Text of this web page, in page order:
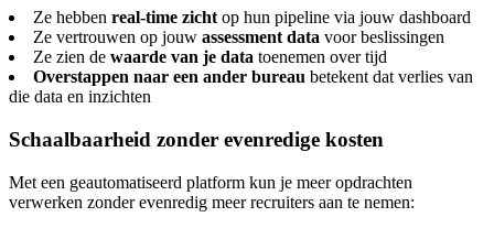
Ze hebben real-time zicht op hun pipeline via jouw dashboard
Ze vertrouwen op jouw assessment data voor beslissingen
Ze zien de waarde van je data toenemen over tijd
Overstappen naar een ander bureau betekent dat verlies van
die data en inzichten
Schaalbaarheid zonder evenredige kosten
Met een geautomatiseerd platform kun je meer opdrachten
verwerken zonder evenredig meer recruiters aan te nemen: